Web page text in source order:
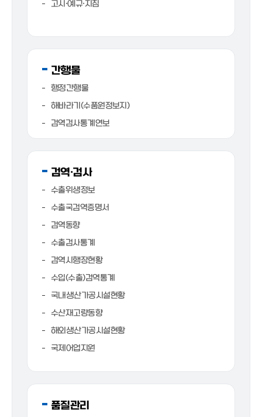
고시·예규·지침
간행물
행정간행물
해바라기(수품원정보지)
검역검사통계연보
검역·검사
수출위생정보
수출국검역증명서
검역동향
수출검사통계
검역시행장현황
수입(수출)검역통계
국내생산가공시설현황
수산재고량동향
해외생산가공시설현황
국제어업지원
품질관리